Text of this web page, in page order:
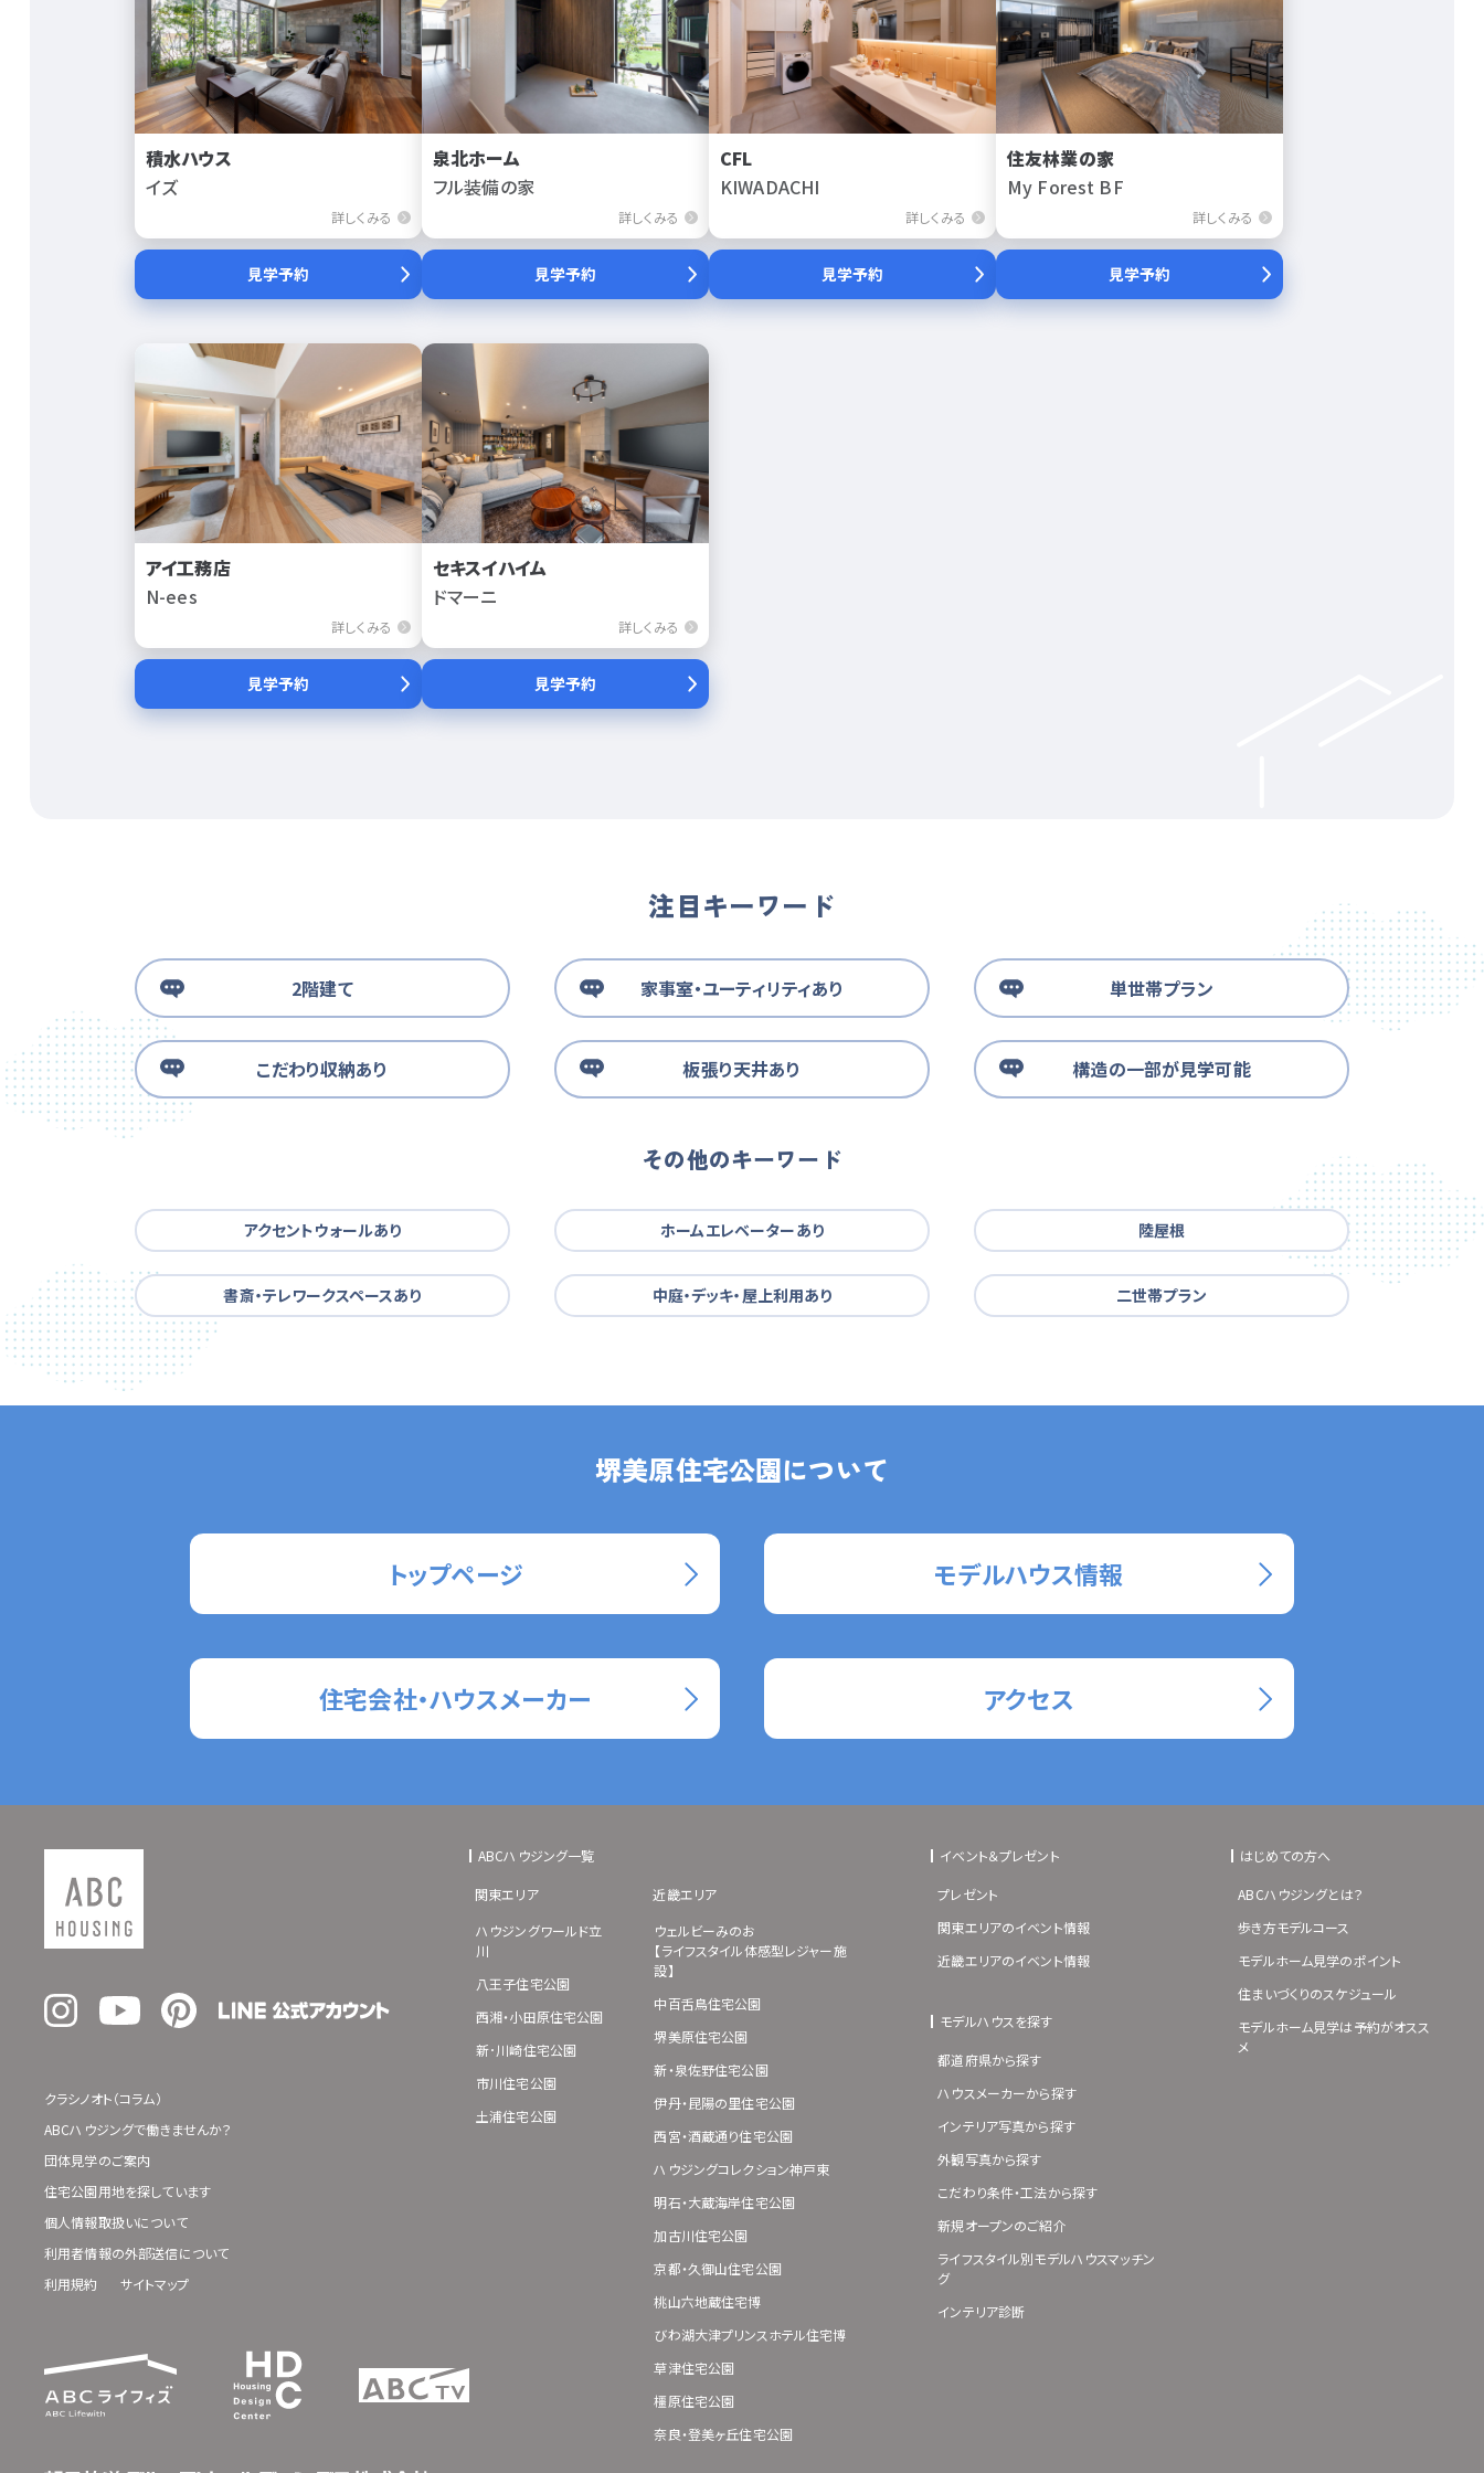
積水ハウス
イズ
詳しくみる
見学予約
泉北ホーム
フル装備の家
詳しくみる
見学予約
CFL
KIWADACHI
詳しくみる
見学予約
住友林業の家
My Forest BF
詳しくみる
見学予約
アイ工務店
N-ees
詳しくみる
見学予約
セキスイハイム
ドマーニ
詳しくみる
見学予約
注目キーワード
2階建て 家事室・ユーティリティあり 単世帯プラン
こだわり収納あり 板張り天井あり 構造の一部が見学可能
その他のキーワード
アクセントウォールあり ホームエレベーターあり 陸屋根
書斎・テレワークスペースあり 中庭・デッキ・屋上利用あり 二世帯プラン
堺美原住宅公園について
トップページ モデルハウス情報
住宅会社・ハウスメーカー アクセス
ABCハウジング一覧
関東エリア
ハウジングワールド立
川
八王子住宅公園
西湘・小田原住宅公園
新･川崎住宅公園
市川住宅公園
土浦住宅公園
近畿エリア
ウェルビーみのお
【ライフスタイル体感型レジャー施
設】
中百舌鳥住宅公園
堺美原住宅公園
新・泉佐野住宅公園
伊丹・昆陽の里住宅公園
西宮・酒蔵通り住宅公園
ハウジングコレクション神戸東
明石・大蔵海岸住宅公園
加古川住宅公園
京都・久御山住宅公園
桃山六地蔵住宅博
びわ湖大津プリンスホテル住宅博
草津住宅公園
橿原住宅公園
奈良・登美ヶ丘住宅公園
イベント＆プレゼント
プレゼント
関東エリアのイベント情報
近畿エリアのイベント情報
モデルハウスを探す
都道府県から探す
ハウスメーカーから探す
インテリア写真から探す
外観写真から探す
こだわり条件・工法から探す
新規オープンのご紹介
ライフスタイル別モデルハウスマッチン
グ
インテリア診断
はじめての方へ
ABCハウジングとは？
歩き方モデルコース
モデルホーム見学のポイント
住まいづくりのスケジュール
モデルホーム見学は予約がオスス
メ
クラシノオト（コラム）
ABCハウジングで働きませんか？
団体見学のご案内
住宅公園用地を探しています
個人情報取扱いについて
利用者情報の外部送信について
利用規約
サイトマップ